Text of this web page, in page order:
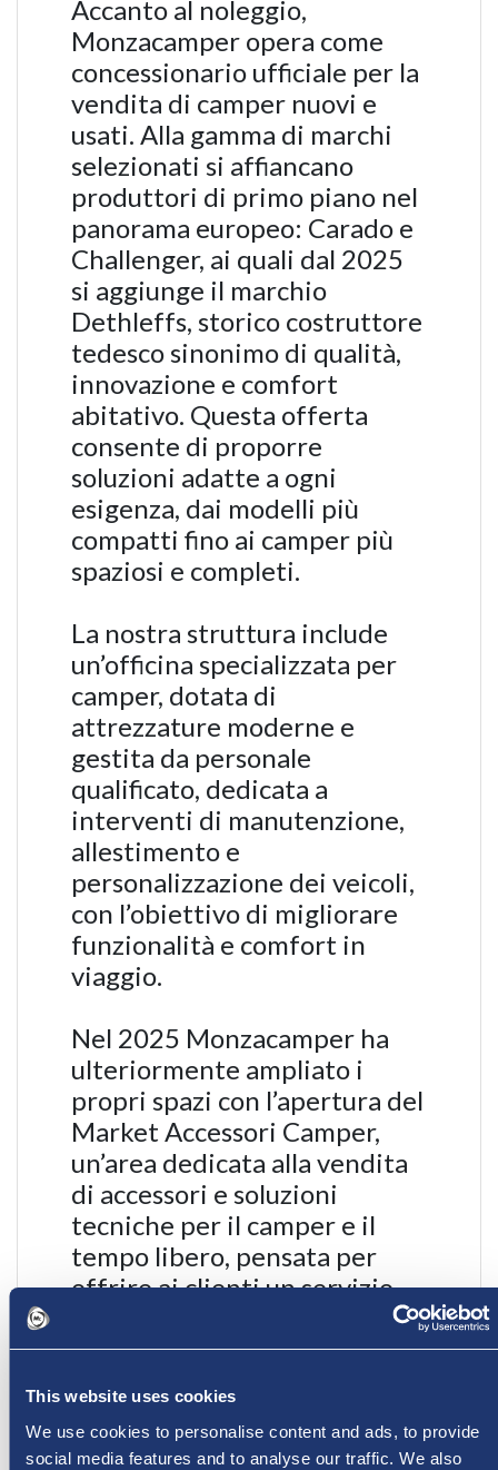
This website uses cookies
We use cookies to personalise content and ads, to provide
social media features and to analyse our traffic. We also
Accanto al noleggio,
Monzacamper opera come
concessionario ufficiale per la
vendita di camper nuovi e
usati. Alla gamma di marchi
selezionati si affiancano
produttori di primo piano nel
panorama europeo: Carado e
Challenger, ai quali dal 2025
si aggiunge il marchio
Dethleffs, storico costruttore
tedesco sinonimo di qualità,
innovazione e comfort
abitativo. Questa offerta
consente di proporre
soluzioni adatte a ogni
esigenza, dai modelli più
compatti fino ai camper più
spaziosi e completi.
La nostra struttura include
un’officina specializzata per
camper, dotata di
attrezzature moderne e
gestita da personale
qualificato, dedicata a
interventi di manutenzione,
allestimento e
personalizzazione dei veicoli,
con l’obiettivo di migliorare
funzionalità e comfort in
viaggio.
Nel 2025 Monzacamper ha
ulteriormente ampliato i
propri spazi con l’apertura del
Market Accessori Camper,
un’area dedicata alla vendita
di accessori e soluzioni
tecniche per il camper e il
tempo libero, pensata per
offrire ai clienti un servizio
partenza.
Esperienza, affidabilità e
innovazione guidano ogni